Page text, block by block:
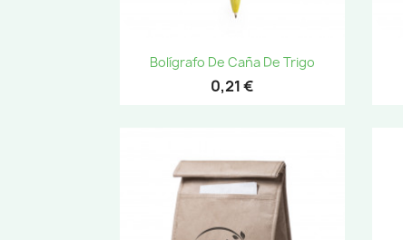
Bolígrafo De Caña De Trigo
0,21 €
Vista rápida